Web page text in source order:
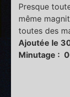
Presque
même
toutes des
Ajoutée le
Minutage :